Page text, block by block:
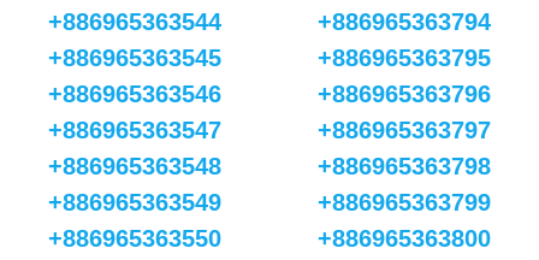
+886965363544
+886965363545
+886965363546
+886965363547
+886965363548
+886965363549
+886965363550
+886965363794
+886965363795
+886965363796
+886965363797
+886965363798
+886965363799
+886965363800